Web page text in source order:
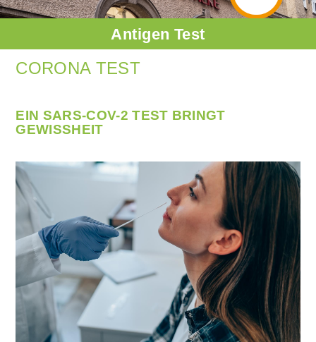
Antigen Test
CORONA TEST
EIN SARS-COV-2 TEST BRINGT
GEWISSHEIT